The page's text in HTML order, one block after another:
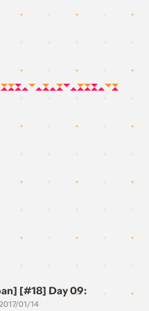
[#18] Day 09:
01/14